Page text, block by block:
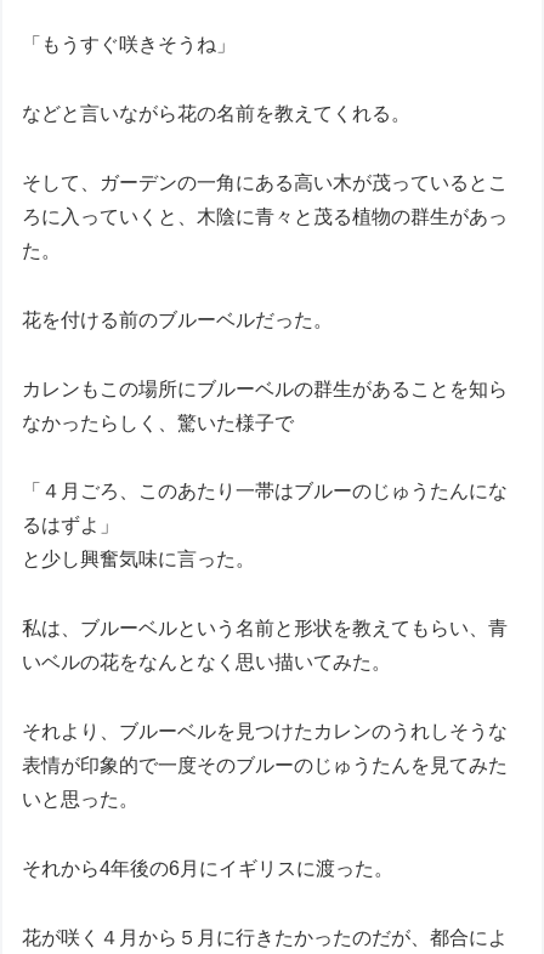
「もうすぐ咲きそうね」
などと言いながら花の名前を教えてくれる。
そして、ガーデンの一角にある高い木が茂っているとこ
ろに入っていくと、木陰に青々と茂る植物の群生があっ
た。
花を付ける前のブルーベルだった。
カレンもこの場所にブルーベルの群生があることを知ら
なかったらしく、驚いた様子で
「４月ごろ、このあたり一帯はブルーのじゅうたんにな
るはずよ」
と少し興奮気味に言った。
私は、ブルーベルという名前と形状を教えてもらい、青
いベルの花をなんとなく思い描いてみた。
それより、ブルーベルを見つけたカレンのうれしそうな
表情が印象的で一度そのブルーのじゅうたんを見てみた
いと思った。
それから4年後の6月にイギリスに渡った。
花が咲く４月から５月に行きたかったのだが、都合によ